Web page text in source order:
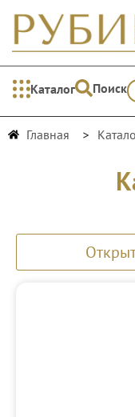
Каталог Поиск
Главная